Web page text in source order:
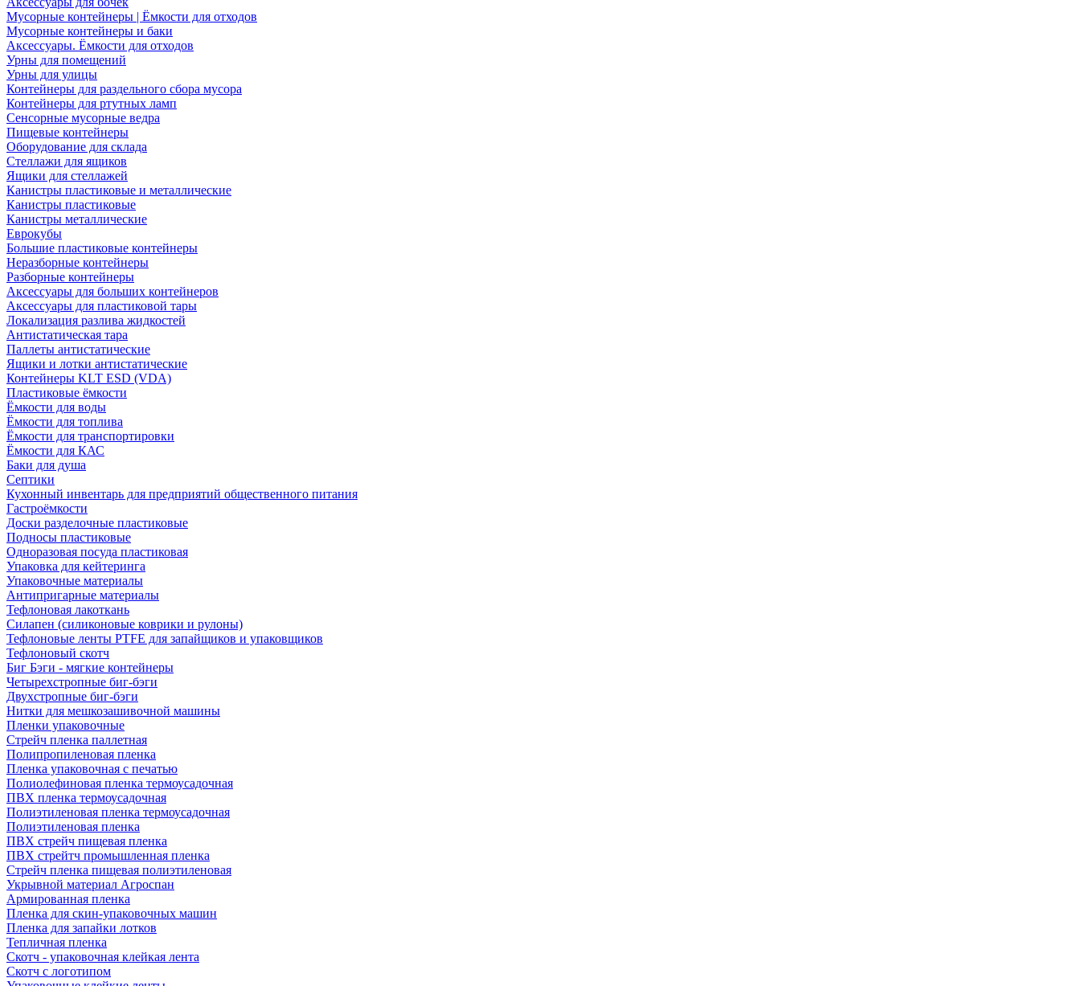
Мусорные контейнеры | Ёмкости для отходов
Мусорные контейнеры и баки
Аксессуары. Ёмкости для отходов
Урны для помещений
Урны для улицы
Контейнеры для раздельного сбора мусора
Контейнеры для ртутных ламп
Сенсорные мусорные ведра
Пищевые контейнеры
Оборудование для склада
Стеллажи для ящиков
Ящики для стеллажей
Канистры пластиковые и металлические
Канистры пластиковые
Канистры металлические
Еврокубы
Большие пластиковые контейнеры
Неразборные контейнеры
Разборные контейнеры
Аксессуары для больших контейнеров
Аксессуары для пластиковой тары
Локализация разлива жидкостей
Антистатическая тара
Паллеты антистатические
Ящики и лотки антистатические
Контейнеры KLT ESD (VDA)
Пластиковые ёмкости
Ёмкости для воды
Ёмкости для топлива
Ёмкости для транспортировки
Ёмкости для КАС
Баки для душа
Септики
Кухонный инвентарь для предприятий общественного питания
Гастроёмкости
Доски разделочные пластиковые
Подносы пластиковые
Одноразовая посуда пластиковая
Упаковка для кейтеринга
Упаковочные материалы
Антипригарные материалы
Тефлоновая лакоткань
Силапен (силиконовые коврики и рулоны)
Тефлоновые ленты PTFE для запайщиков и упаковщиков
Тефлоновый скотч
Биг Бэги - мягкие контейнеры
Четырехстропные биг-бэги
Двухстропные биг-бэги
Нитки для мешкозашивочной машины
Пленки упаковочные
Стрейч пленка паллетная
Полипропиленовая пленка
Пленка упаковочная с печатью
Полиолефиновая пленка термоусадочная
ПВХ пленка термоусадочная
Полиэтиленовая пленка термоусадочная
Полиэтиленовая пленка
ПВХ стрейч пищевая пленка
ПВХ стрейтч промышленная пленка
Стрейч пленка пищевая полиэтиленовая
Укрывной материал Агроспан
Армированная пленка
Пленка для скин-упаковочных машин
Пленка для запайки лотков
Тепличная пленка
Скотч - упаковочная клейкая лента
Скотч с логотипом